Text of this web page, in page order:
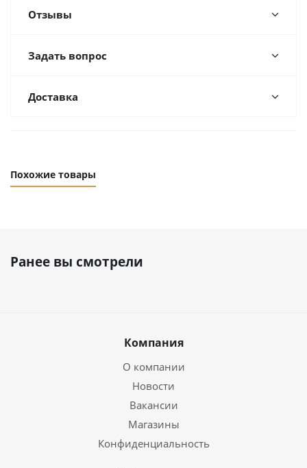
Отзывы
Задать вопрос
Доставка
Похожие товары
Ранее вы смотрели
Компания
О компании
Новости
Вакансии
Магазины
Конфиденциальность